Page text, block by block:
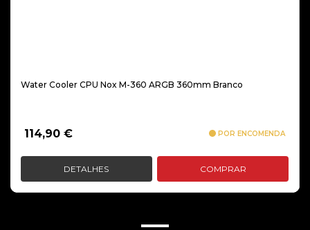
Water Cooler CPU Nox M-360 ARGB 360mm Branco
114,90 € POR ENCOMENDA
DETALHES COMPRAR